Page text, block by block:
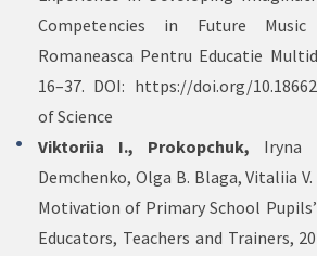
Competencies in Future Music
Romaneasca Pentru Educatie
16–37. DOI: https://doi.org/
of Science
Viktoriia I., Prokopchuk, Iryna
Demchenko, Olga B. Blaga, Vitaliia
Motivation of Primary School
Educators, Teachers and Trainers,